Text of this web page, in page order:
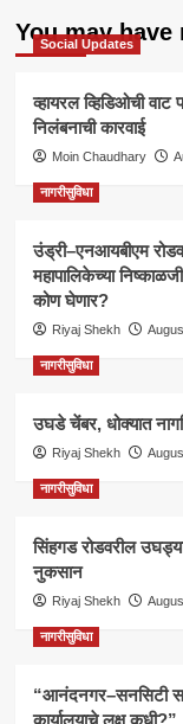
You may have
Social Updates
व्हायरल व्हिडिओची
निलंबनाची कारवाई
Moin Chaudhary
नागरीसुविधा
उंड्री–एनआयबीएम
महापालिकेच्या
कोण घेणार?
Riyaj Shekh
नागरीसुविधा
उघडे चेंबर, धोक्यात
Riyaj Shekh
नागरीसुविधा
सिंहगड रोडवरील
नुकसान
Riyaj Shekh
नागरीसुविधा
“आनंदनगर–सनसिटी
कार्यालयाचे लक्ष कधी?”